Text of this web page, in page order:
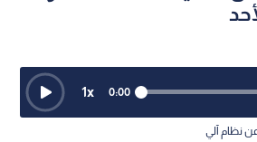
0:00
1x
نظام آلي